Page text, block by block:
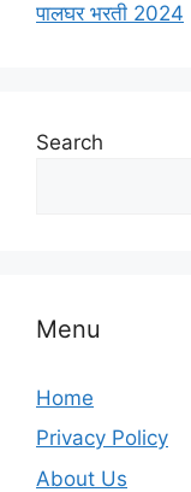
पालघर भरती 2024
Search
Menu
Home
Privacy Policy
About Us